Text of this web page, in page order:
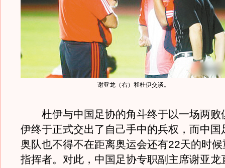
谢亚龙（右）和杜伊交谈。
杜伊与中国足协的角斗终于以一场两败
伊终于正式交出了自己手中的兵权，而中国
奥队也不得不在距离奥运会还有22天的时
指挥者。对此，中国足协专职副主席谢亚龙